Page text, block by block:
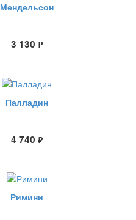
Мендельсон
3 130 руб.
Палладин
4 740 руб.
Римини